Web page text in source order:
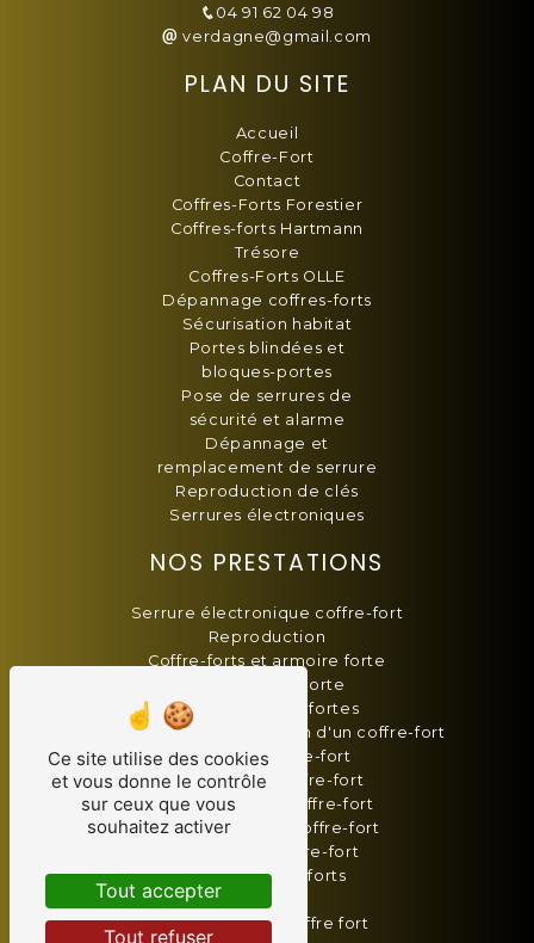
04 91 62 04 98
verdagne@gmail.com
PLAN DU SITE
Accueil
Coffre-Fort
Contact
Coffres-Forts Forestier
Coffres-forts Hartmann
Trésore
Coffres-Forts OLLE
Dépannage coffres-forts
Sécurisation habitat
Portes blindées et
bloques-portes
Pose de serrures de
sécurité et alarme
Dépannage et
remplacement de serrure
Reproduction de clés
Serrures électroniques
NOS PRESTATIONS
Serrure électronique coffre-fort
Reproduction
Coffre-forts et armoire forte
Blindage de porte
Vente armoires fortes
Changement combinaison d'un coffre-fort
Serrurier coffre-fort
Dépannage coffre-fort
Double de clé coffre-fort
Sécurisation de coffre-fort
Installation coffre-fort
Vente coffres-forts
Ouverture de coffre fort
Ce site utilise des cookies
et vous donne le contrôle
sur ceux que vous
souhaitez activer
Tout accepter
Tout refuser